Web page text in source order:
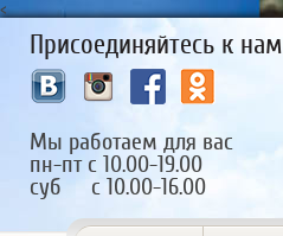
<
Присоединяйтесь к нам
Мы работаем для вас
пн-пт с 10.00-19.00
суб с 10.00-16.00